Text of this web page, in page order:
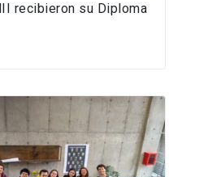
recibieron su Diploma